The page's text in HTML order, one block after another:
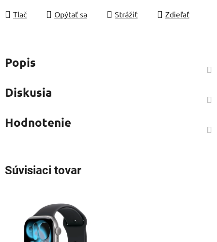
Tlač Opýtať sa Strážiť Zdieľať
Popis
Diskusia
Hodnotenie
Súvisiaci tovar